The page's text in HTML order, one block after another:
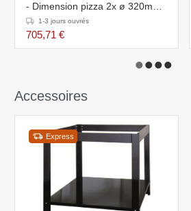
- Dimension pizza 2x ø 320mm -
568x500x(h)430mm
1-3 jours ouvrés
705,71 €
Accessoires
Express